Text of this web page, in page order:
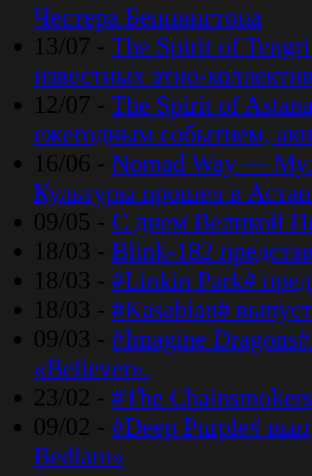
Честера Беннингтона
13/07 - The Spirit of Tengri
известных этно-
12/07 - The Spirit of
ежегодным событием,
16/06 - Nomad Way —
Культуры прошел в
09/05 - С днем Великой
18/03 - Blink-182
18/03 - #Linkin Park#
18/03 - #Kasabian#
09/03 - #Imagine
«Believer».
23/02 - #The
09/02 - #Deep Purple#
Bedlam»